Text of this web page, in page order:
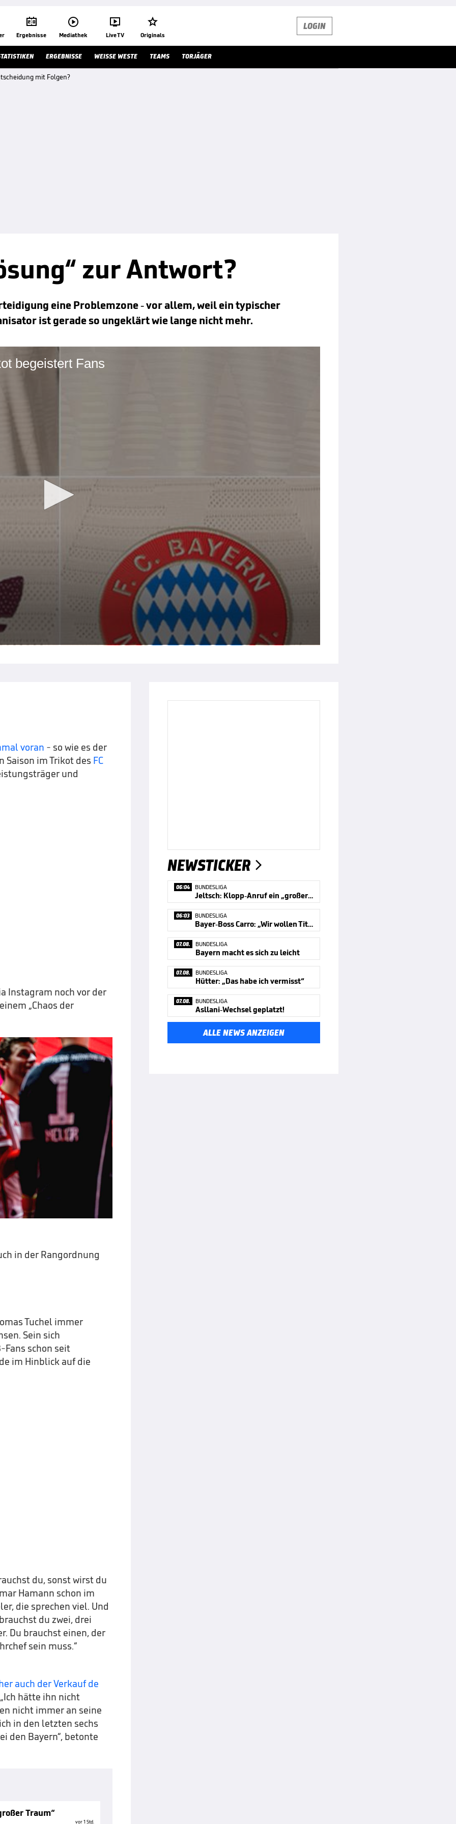

Ergebnisse

Mediathek

Live TV

Originals
LOGIN
ERGEBNISSE WEISSE WESTE TEAMS TORJÄGER
mit Folgen?
zur Antwort?
eine Problemzone - vor allem, weil ein typischer
ist gerade so ungeklärt wie lange nicht mehr.
begeistert Fans
voran - so wie es der
Saison im Trikot des FC
und
Instagram noch vor der
„Chaos der
in der Rangordnung
Tuchel immer
Sein sich
Fans schon seit
im Hinblick auf die
du, sonst wirst du
Hamann schon im
die sprechen viel. Und
du zwei, drei
Du brauchst einen, der
sein muss.“
auch der Verkauf de
hätte ihn nicht
nicht immer an seine
in den letzten sechs
den Bayern“, betonte
Traum“
vor 1 Std.
NEWSTICKER 
06:04 BUNDESLIGA
Jeltsch: Klopp-Anruf ein „großer Traum“
06:03 BUNDESLIGA
Bayer-Boss Carro: „Wir wollen Titel gewinnen“
07.08. BUNDESLIGA
Bayern macht es sich zu leicht
07.08. BUNDESLIGA
Hütter: „Das habe ich vermisst“
07.08. BUNDESLIGA
Asllani-Wechsel geplatzt!
ALLE NEWS ANZEIGEN